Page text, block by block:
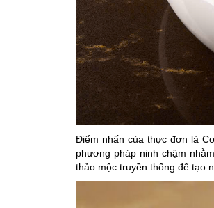
Điểm nhấn của thực đơn là
phương pháp ninh chậm
thảo mộc truyền thống để tạo